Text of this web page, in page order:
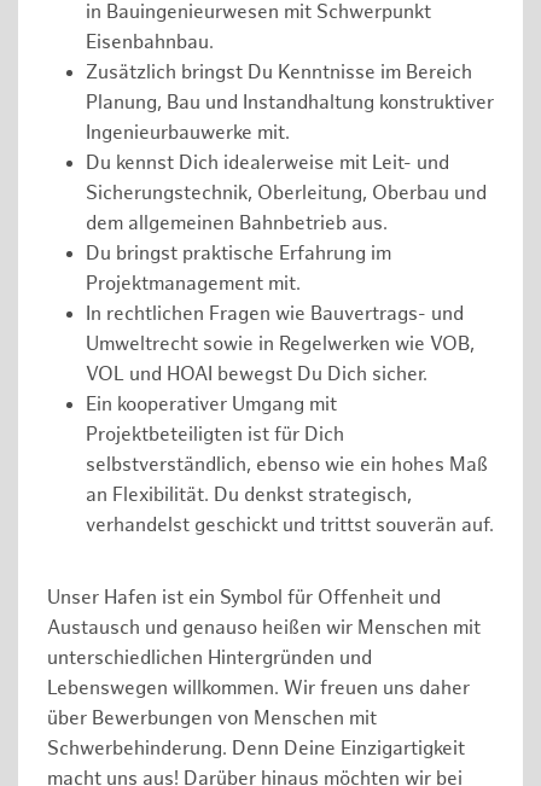
in Bauingenieurwesen mit Schwerpunkt
Eisenbahnbau.
Zusätzlich bringst Du Kenntnisse im Bereich
Planung, Bau und Instandhaltung konstruktiver
Ingenieurbauwerke mit.
Du kennst Dich idealerweise mit Leit- und
Sicherungstechnik, Oberleitung, Oberbau und
dem allgemeinen Bahnbetrieb aus.
Du bringst praktische Erfahrung im
Projektmanagement mit.
In rechtlichen Fragen wie Bauvertrags- und
Umweltrecht sowie in Regelwerken wie VOB,
VOL und HOAI bewegst Du Dich sicher.
Ein kooperativer Umgang mit
Projektbeteiligten ist für Dich
selbstverständlich, ebenso wie ein hohes Maß
an Flexibilität. Du denkst strategisch,
verhandelst geschickt und trittst souverän auf.
Unser Hafen ist ein Symbol für Offenheit und
Austausch und genauso heißen wir Menschen mit
unterschiedlichen Hintergründen und
Lebenswegen willkommen. Wir freuen uns daher
über Bewerbungen von Menschen mit
Schwerbehinderung. Denn Deine Einzigartigkeit
macht uns aus! Darüber hinaus möchten wir bei